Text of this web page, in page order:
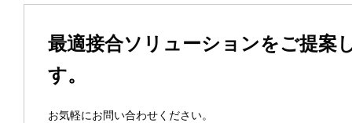
最適接合ソリューションをご提案
す。
お気軽にお問い合わせください。